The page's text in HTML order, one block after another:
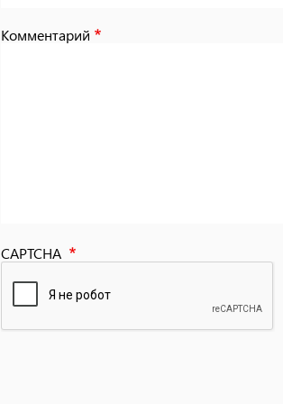
Комментарий
CAPTCHA